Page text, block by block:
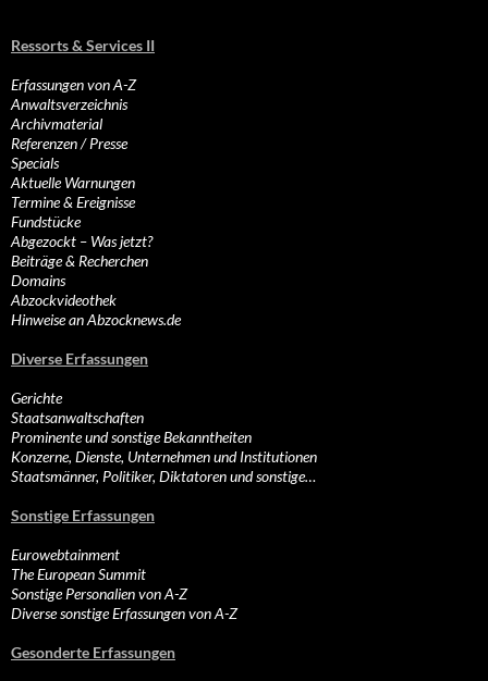
Ressorts & Services II
Erfassungen von A-Z
Anwaltsverzeichnis
Archivmaterial
Referenzen / Presse
Specials
Aktuelle Warnungen
Termine & Ereignisse
Fundstücke
Abgezockt – Was jetzt?
Beiträge & Recherchen
Domains
Abzockvideothek
Hinweise an Abzocknews.de
Diverse Erfassungen
Gerichte
Staatsanwaltschaften
Prominente und sonstige Bekanntheiten
Konzerne, Dienste, Unternehmen und Institutionen
Staatsmänner, Politiker, Diktatoren und sonstige…
Sonstige Erfassungen
Eurowebtainment
The European Summit
Sonstige Personalien von A-Z
Diverse sonstige Erfassungen von A-Z
Gesonderte Erfassungen